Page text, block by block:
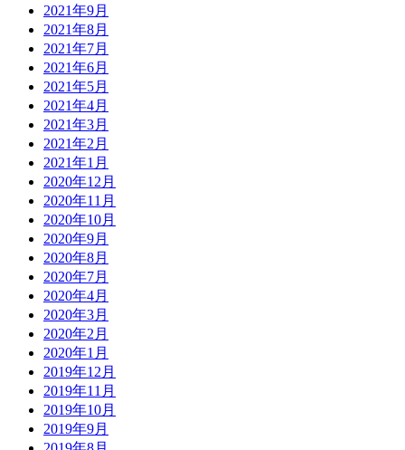
2021年9月
2021年8月
2021年7月
2021年6月
2021年5月
2021年4月
2021年3月
2021年2月
2021年1月
2020年12月
2020年11月
2020年10月
2020年9月
2020年8月
2020年7月
2020年4月
2020年3月
2020年2月
2020年1月
2019年12月
2019年11月
2019年10月
2019年9月